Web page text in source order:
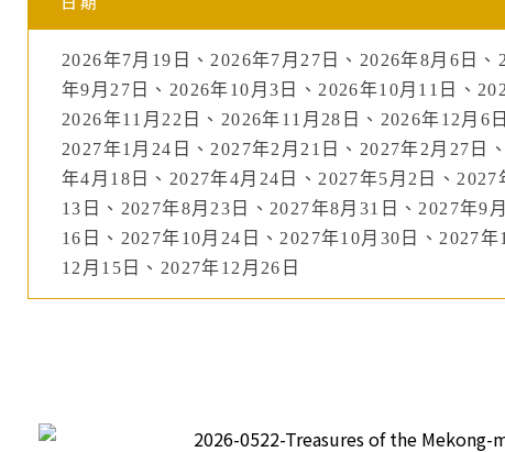
2026年7月19日、2026年7月27日、2026年8月6日
年9月27日、2026年10月3日、2026年10月11日、
2026年11月22日、2026年11月28日、2026年12月6
2027年1月24日、2027年2月21日、2027年2月27日
年4月18日、2027年4月24日、2027年5月2日、
13日、2027年8月23日、2027年8月31日、2027年9
16日、2027年10月24日、2027年10月30日、2027
12月15日、2027年12月26日